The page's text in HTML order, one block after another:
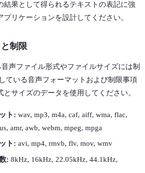
結果として得られるテキストの表記に強
プリケーションを設計してください。
制限
声ファイル形式やファイルサイズには制
ている音声フォーマットおよび制限事項
とサイズのデータを使用してください。
ト: wav, mp3, m4a, caf, aiff, wma, flac,
amr, awb, webm, mpeg, mpga
ト: avi, mp4, rmvb, flv, mov, wmv
: 8kHz, 16kHz, 22.05kHz, 44.1kHz,